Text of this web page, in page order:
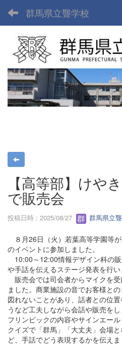
群馬県立聾学校
【高等部】けや
で販売会
投稿日時 : 2025/08/27 群馬県立
８月26日（火）若葉高等学園等
のイベントに参加しました。
10:00～12:00情報デザイン科の
や手話を伝えるステージ発表を行い
販売会では司会者からマイクを
ました。商業施設の音でお客様と
図れないことがあり、話者との位
うなど工夫しながら会話や販売を
フリンピックの内容やサインエー
クイズで「群馬」「大丈夫」会場
ど、手話でどう表現するかを伝えま